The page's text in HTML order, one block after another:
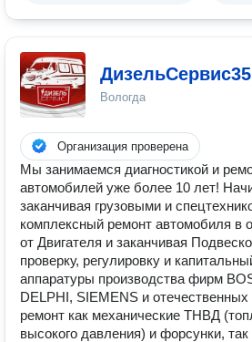
ДизельСервис35
Вологда
Организация проверена
Мы занимаемся диагностикой и
автомобилей уже более 10 лет!
заканчивая грузовыми и
комплексный ремонт автомобиля в
от Двигателя и заканчивая
проверку, регулировку и
аппаратуры производства фирм
DELPHI, SIEMENS и
ремонт как механические ТНВД
высокого давления) и форсунки,